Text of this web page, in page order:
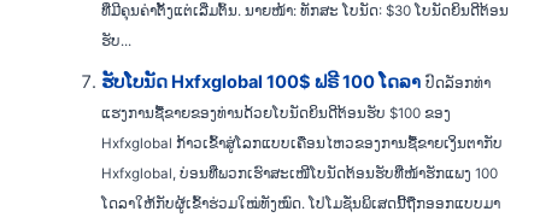
ທີ່ມີຄຸນຄ່າຕັ້ງແຕ່ເລີ່ມຕົ້ນ. ນາຍໜ້າ: ທັກສະ ໂບນັດ: $30 ໂບນັດຍິນດີຕ້ອນ
ຮັບ...
ຮັບໂບນັດ Hxfxglobal 100$ ຟຣີ 100 ໂດລາ ປົດລັອກທ່າ
ແຮງການຊື້ຂາຍຂອງທ່ານດ້ວຍໂບນັດຍິນດີຕ້ອນຮັບ $100 ຂອງ
Hxfxglobal ກ້າວເຂົ້າສູ່ໂລກແບບເຄື່ອນໄຫວຂອງການຊື້ຂາຍເງິນຕາກັບ
Hxfxglobal, ບ່ອນທີ່ພວກເຮົາສະເໜີໂບນັດຕ້ອນຮັບທີ່ໜ້າຮັກແພງ 100
ໂດລາໃຫ້ກັບຜູ້ເຂົ້າຮ່ວມໃໝ່ທັງໝົດ. ໂປໂມຊັ່ນພິເສດນີ້ຖືກອອກແບບມາ